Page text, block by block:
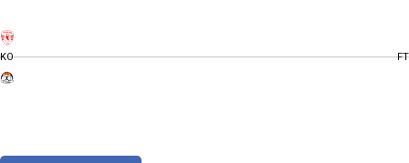
KO FT